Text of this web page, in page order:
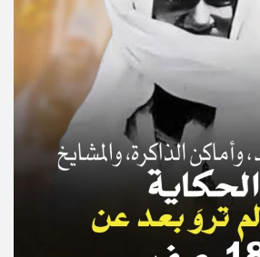
© Copyright 2025, APS